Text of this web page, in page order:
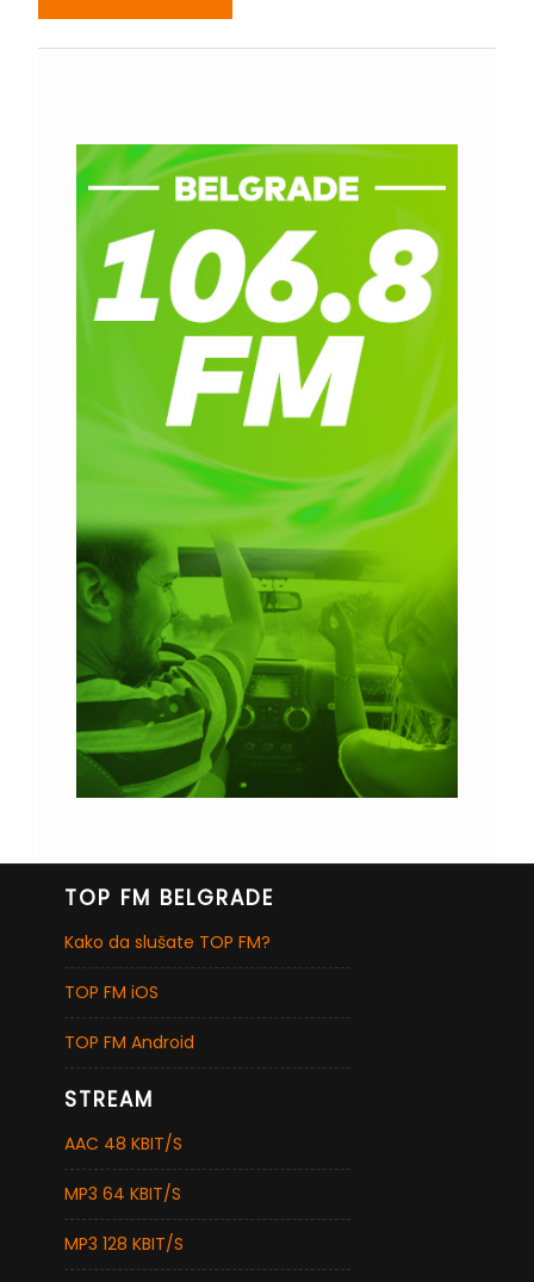
TOP FM BELGRADE
Kako da slušate TOP FM?
TOP FM iOS
TOP FM Android
STREAM
AAC 48 KBIT/S
MP3 64 KBIT/S
MP3 128 KBIT/S